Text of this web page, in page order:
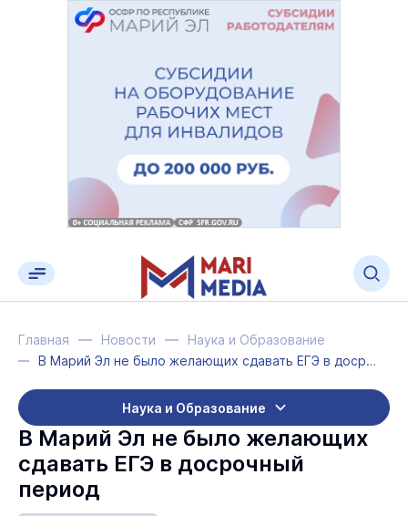
Главная Новости
Наука и Образование
В Марий Эл не было желающих сдавать ЕГЭ в досрочный период
Наука и Образование
В Марий Эл не было желающих
сдавать ЕГЭ в досрочный
период